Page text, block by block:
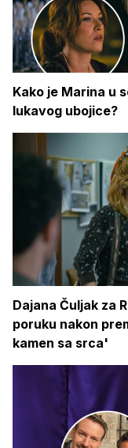
Kako je Marina u
lukavog ubojice?
Dajana Čuljak za
poruku nakon
kamen sa srca'